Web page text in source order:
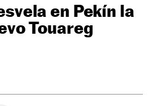
en Pekín la
Touareg